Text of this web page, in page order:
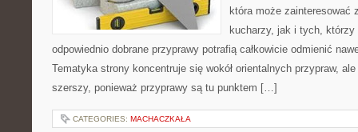
która może zainteresować
kucharzy, jak i tych, którzy
odpowiednio dobrane przyprawy potrafią całkowicie odmienić
Tematyka strony koncentruje się wokół orientalnych przypraw,
szerszy, ponieważ przyprawy są tu punktem […]
CATEGORIES: MACHACZKAŁA